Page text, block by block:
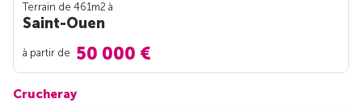
Terrain de 461m2 à
Saint-Ouen
à partir de 50 000 €
Crucheray